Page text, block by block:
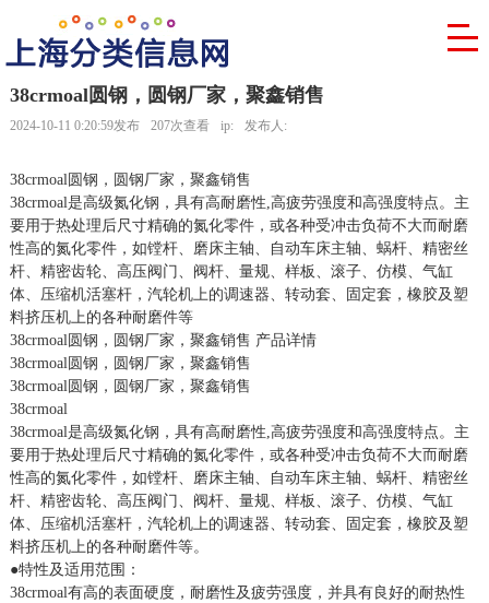
38crmoal圆钢，圆钢厂家，聚鑫销售
2024-10-11 0:20:59发布 207次查看 ip: 发布人:
38crmoal圆钢，圆钢厂家，聚鑫销售
38crmoal是高级氮化钢，具有高耐磨性,高疲劳强度和高强度特点。主
要用于热处理后尺寸精确的氮化零件，或各种受冲击负荷不大而耐磨
性高的氮化零件，如镗杆、磨床主轴、自动车床主轴、蜗杆、精密丝
杆、精密齿轮、高压阀门、阀杆、量规、样板、滚子、仿模、气缸
体、压缩机活塞杆，汽轮机上的调速器、转动套、固定套，橡胶及塑
料挤压机上的各种耐磨件等
38crmoal圆钢，圆钢厂家，聚鑫销售 产品详情
38crmoal圆钢，圆钢厂家，聚鑫销售
38crmoal圆钢，圆钢厂家，聚鑫销售
38crmoal
38crmoal是高级氮化钢，具有高耐磨性,高疲劳强度和高强度特点。主
要用于热处理后尺寸精确的氮化零件，或各种受冲击负荷不大而耐磨
性高的氮化零件，如镗杆、磨床主轴、自动车床主轴、蜗杆、精密丝
杆、精密齿轮、高压阀门、阀杆、量规、样板、滚子、仿模、气缸
体、压缩机活塞杆，汽轮机上的调速器、转动套、固定套，橡胶及塑
料挤压机上的各种耐磨件等。
●特性及适用范围：
38crmoal有高的表面硬度，耐磨性及疲劳强度，并具有良好的耐热性